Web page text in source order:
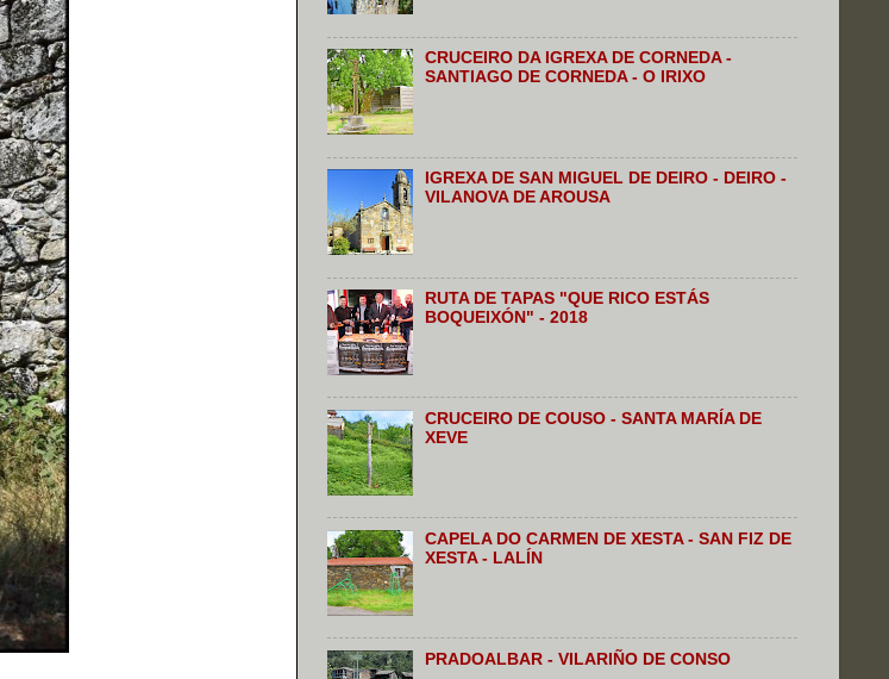
CRUCEIRO DA IGREXA DE CORNEDA -
SANTIAGO DE CORNEDA - O IRIXO
IGREXA DE SAN MIGUEL DE DEIRO - DEIRO -
VILANOVA DE AROUSA
RUTA DE TAPAS "QUE RICO ESTÁS
BOQUEIXÓN" - 2018
CRUCEIRO DE COUSO - SANTA MARÍA DE
XEVE
CAPELA DO CARMEN DE XESTA - SAN FIZ DE
XESTA - LALÍN
PRADOALBAR - VILARIÑO DE CONSO